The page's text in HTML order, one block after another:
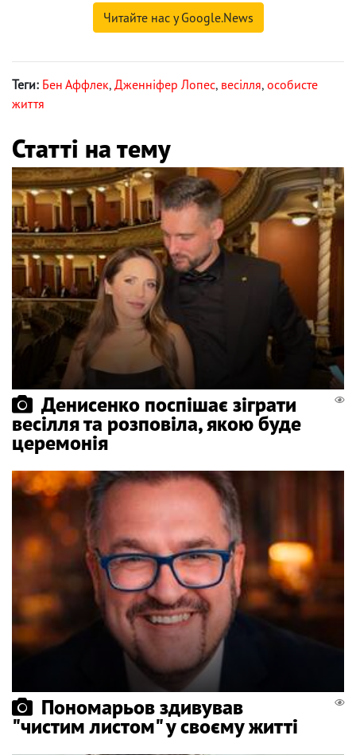
Читайте нас у Google.News
Теги: Бен Аффлек, Дженніфер Лопес, весілля, особисте
життя
Статті на тему
Денисенко поспішає зіграти
весілля та розповіла, якою буде
церемонія
Пономарьов здивував
"чистим листом" у своєму житті